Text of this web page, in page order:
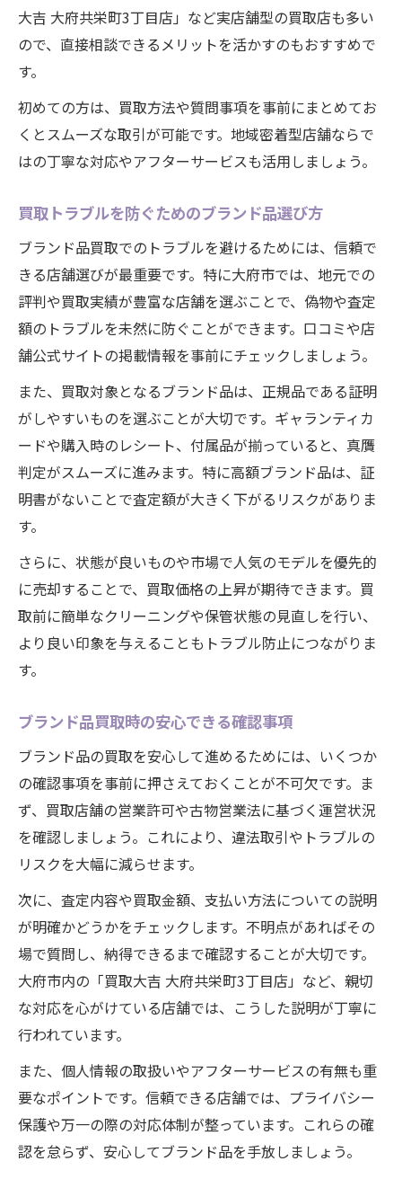
大吉 大府共栄町3丁目店」など実店舗型の買取店も多い
ので、直接相談できるメリットを活かすのもおすすめで
す。
初めての方は、買取方法や質問事項を事前にまとめてお
くとスムーズな取引が可能です。地域密着型店舗ならで
はの丁寧な対応やアフターサービスも活用しましょう。
買取トラブルを防ぐためのブランド品選び方
ブランド品買取でのトラブルを避けるためには、信頼で
きる店舗選びが最重要です。特に大府市では、地元での
評判や買取実績が豊富な店舗を選ぶことで、偽物や査定
額のトラブルを未然に防ぐことができます。口コミや店
舗公式サイトの掲載情報を事前にチェックしましょう。
また、買取対象となるブランド品は、正規品である証明
がしやすいものを選ぶことが大切です。ギャランティカ
ードや購入時のレシート、付属品が揃っていると、真贋
判定がスムーズに進みます。特に高額ブランド品は、証
明書がないことで査定額が大きく下がるリスクがありま
す。
さらに、状態が良いものや市場で人気のモデルを優先的
に売却することで、買取価格の上昇が期待できます。買
取前に簡単なクリーニングや保管状態の見直しを行い、
より良い印象を与えることもトラブル防止につながりま
す。
ブランド品買取時の安心できる確認事項
ブランド品の買取を安心して進めるためには、いくつか
の確認事項を事前に押さえておくことが不可欠です。ま
ず、買取店舗の営業許可や古物営業法に基づく運営状況
を確認しましょう。これにより、違法取引やトラブルの
リスクを大幅に減らせます。
次に、査定内容や買取金額、支払い方法についての説明
が明確かどうかをチェックします。不明点があればその
場で質問し、納得できるまで確認することが大切です。
大府市内の「買取大吉 大府共栄町3丁目店」など、親切
な対応を心がけている店舗では、こうした説明が丁寧に
行われています。
また、個人情報の取扱いやアフターサービスの有無も重
要なポイントです。信頼できる店舗では、プライバシー
保護や万一の際の対応体制が整っています。これらの確
認を怠らず、安心してブランド品を手放しましょう。